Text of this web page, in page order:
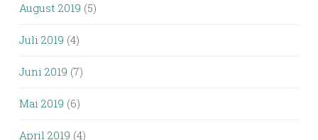
August 2019 (5)
Juli 2019 (4)
Juni 2019 (7)
Mai 2019 (6)
April 2019 (4)